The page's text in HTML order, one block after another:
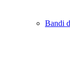
Bandi